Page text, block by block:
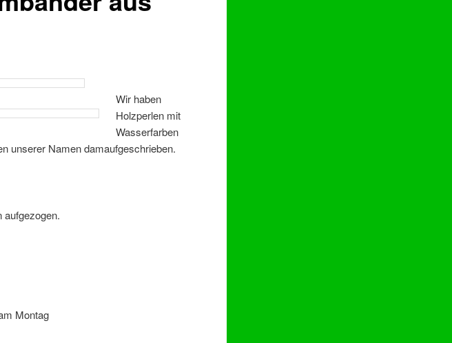
Wir haben
Holzperlen mit
Wasserfarben
unserer Namen damaufgeschrieben.
aufgezogen.
Montag